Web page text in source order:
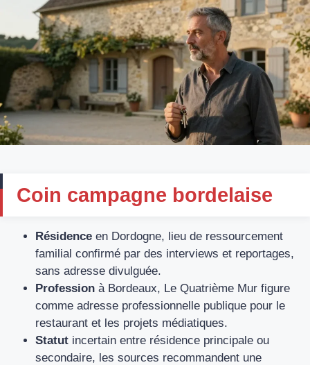
Coin campagne bordelaise
Résidence en Dordogne, lieu de ressourcement
familial confirmé par des interviews et reportages,
sans adresse divulguée.
Profession à Bordeaux, Le Quatrième Mur figure
comme adresse professionnelle publique pour le
restaurant et les projets médiatiques.
Statut incertain entre résidence principale ou
secondaire, les sources recommandent une